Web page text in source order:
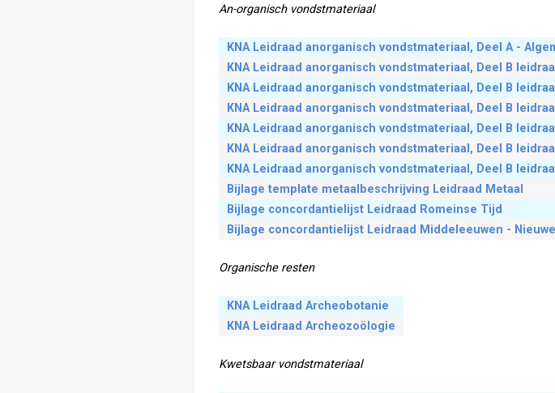
An-organisch vondstmateriaal
KNA Leidraad anorganisch vondstmateriaal, Deel A -
KNA Leidraad anorganisch vondstmateriaal, Deel B
KNA Leidraad anorganisch vondstmateriaal, Deel B
KNA Leidraad anorganisch vondstmateriaal, Deel B
KNA Leidraad anorganisch vondstmateriaal, Deel B
KNA Leidraad anorganisch vondstmateriaal, Deel B
KNA Leidraad anorganisch vondstmateriaal, Deel B
Bijlage template metaalbeschrijving Leidraad Metaal
Bijlage concordantielijst Leidraad Romeinse Tijd
Bijlage concordantielijst Leidraad Middeleeuwen -
Organische resten
KNA Leidraad Archeobotanie
KNA Leidraad Archeozoölogie
Kwetsbaar vondstmateriaal